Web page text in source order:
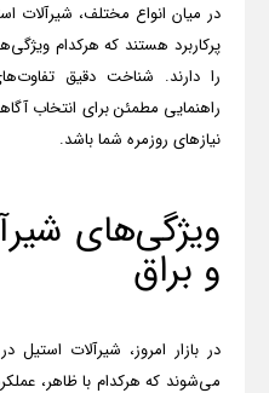
در میان انواع مختلف، شیرآلات
پرکاربرد هستند که هرکدام
را دارند. شناخت دقیق
راهنمایی مطمئن برای انتخاب
نیازهای روزمره شما باشد.
ویژگی‌های
و براق
در بازار امروز، شیرآلات
می‌شوند که هرکدام با ظاهر،